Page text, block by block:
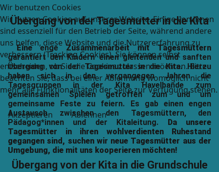
Übergang von der Tagesmutter in die Kita
Eineenge Zusammenarbeit mit Tagesmüttern
garantiert den Kindern einen gleitenden und sanften
Übergang von der Tagesmutter in die Kita. Hierzu
haben sich in den vergangegen Jahren die
Tagesgruppen in der Kita Havelbande zum
gemeinsamen Spielen getroffen zum und um
gemeinsame Feste zu feiern. Es gab einen engen
Austausch zwischen den Tagesmüttern, den
Pädagog*innen und der Kitaleitung.
Da unsere
Tagesmütter in ihren wohlverdienten Ruhestand
gegangen sind, suchen wir neue Tagesmütter aus der
Umgebung, die mit uns kooperieren möchten!
Übergang von der Kita in die Grundschule
Wir benutzen Cookies
Wir nutzen Cookies auf unserer Website. Einige von ihnen
sind essenziell für den Betrieb der Seite, während andere
uns helfen, diese Website und die Nutzererfahrung zu
verbessern (Tracking Cookies). Sie können selbst
entscheiden, ob Sie die Cookies zulassen möchten. Bitte
beachten Sie, dass bei einer Ablehnung womöglich nicht
mehr alle Funktionalitäten der Seite zur Verfügung stehen.
Akzeptieren Ablehnen